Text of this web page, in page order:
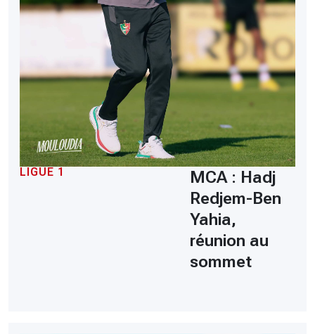
LIGUE 1
MCA : Hadj
Redjem-Ben
Yahia,
réunion au
sommet